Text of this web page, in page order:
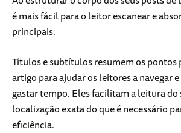
é mais fácil para o leitor escanear e
principais.
Títulos e subtítulos resumem os pontos
artigo para ajudar os leitores a navegar
gastar tempo. Eles facilitam a leitura do
localização exata do que é necessário
eficiência.